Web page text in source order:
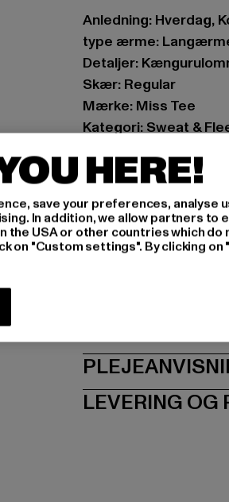
Anledning: Hverdag,
type ærme:
Detaljer:
Skær: Regular
Mærke: Miss Tee
Kategori: Sweat &
Producentens farve:
Art.nr: MST251-
Producent: TB
Dr.-Robert-Murjahn-
LEVERING OG
HERE!
save your preferences, analyse
In addition, we allow partners to
USA or other countries which do
on "Custom settings". By clicking